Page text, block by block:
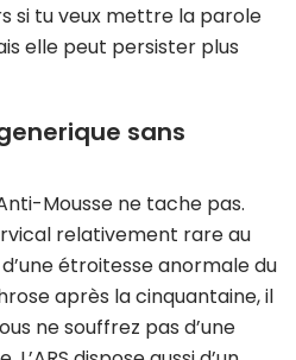
si tu veux mettre la parole
elle peut persister plus
sans
Mousse ne tache pas.
relativement rare au
étroitesse anormale du
après la cinquantaine, il
ne souffrez pas d’une